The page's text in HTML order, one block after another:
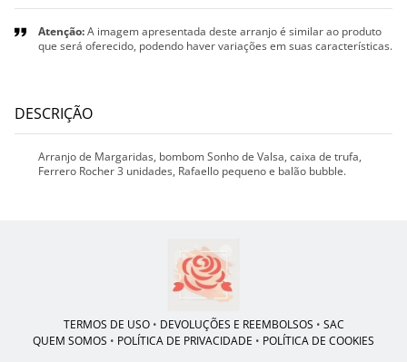
Atenção:A imagem apresentada deste arranjo é similar ao produto
que será oferecido, podendo haver variações em suas características.
DESCRIÇÃO
Arranjo de Margaridas, bombom Sonho de Valsa, caixa de trufa,
Ferrero Rocher 3 unidades, Rafaello pequeno e balão bubble.
TERMOS DE USO• DEVOLUÇÕES E REEMBOLSOS • SAC
QUEM SOMOS • POLÍTICA DE PRIVACIDADE • POLÍTICA DE COOKIES